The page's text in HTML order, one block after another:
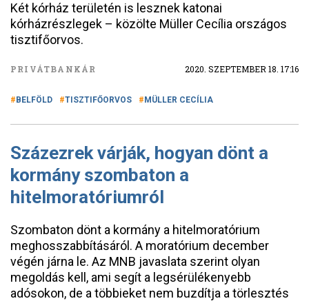
Két kórház területén is lesznek katonai
kórházrészlegek – közölte Müller Cecília országos
tisztifőorvos.
PRIVÁTBANKÁR 2020. SZEPTEMBER 18. 17:16
BELFÖLD TISZTIFŐORVOS MÜLLER CECÍLIA
Százezrek várják, hogyan dönt a
kormány szombaton a
hitelmoratóriumról
Szombaton dönt a kormány a hitelmoratórium
meghosszabbításáról. A moratórium december
végén járna le. Az MNB javaslata szerint olyan
megoldás kell, ami segít a legsérülékenyebb
adósokon, de a többieket nem buzdítja a törlesztés